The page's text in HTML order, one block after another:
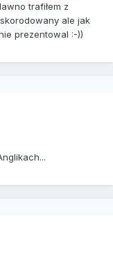
trafiłem z
ale jak
prezentowal :-))